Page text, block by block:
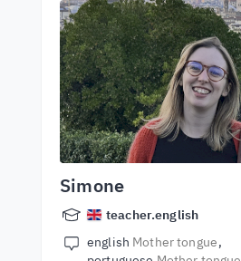
Simone
teacher.english
english Mother tongue